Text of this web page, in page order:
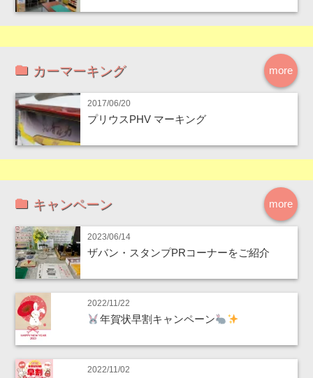
more
カーマーキング
2017/06/20
プリウスPHV マーキング
more
キャンペーン
2023/06/14
ザバン・スタンプPRコーナーをご紹介
2022/11/22
年賀状早割キャンペーン
2022/11/02